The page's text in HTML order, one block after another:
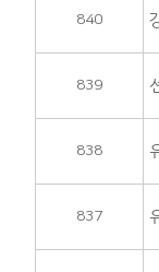
840
839
838
837